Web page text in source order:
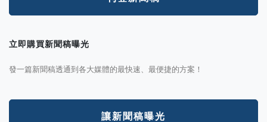
立即購買新聞稿曝光
發一篇新聞稿透通到各大媒體的最快速、最便捷的方案！
讓新聞稿曝光